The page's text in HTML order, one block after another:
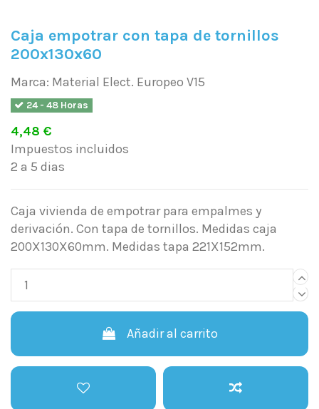
Caja empotrar con tapa de tornillos
200x130x60
Marca: Material Elect. Europeo V15
24 - 48 Horas
4,48 €
Impuestos incluidos
2 a 5 dias
Caja vivienda de empotrar para empalmes y
derivación. Con tapa de tornillos. Medidas caja
200X130X60mm. Medidas tapa 221X152mm.
Añadir al carrito